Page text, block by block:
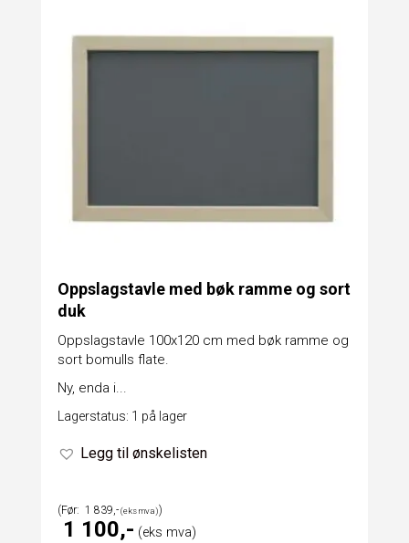
Oppslagstavle med bøk ramme og sort
duk
Oppslagstavle 100x120 cm med bøk ramme og
sort bomulls flate.
Ny, enda i...
Lagerstatus: 1 på lager
Legg til ønskelisten
1 839
1 100